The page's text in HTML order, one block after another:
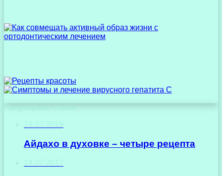
Айдахо в духовке – четыре рецепта